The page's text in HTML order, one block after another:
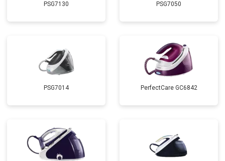
PSG7130 PSG7050
PSG7014 PerfectCare GC6842